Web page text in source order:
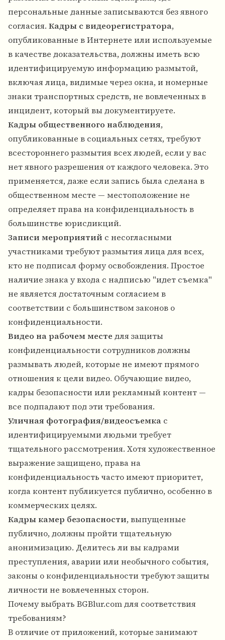
персональные данные записываются без явного
согласия. Кадры с видеорегистратора,
опубликованные в Интернете или используемые
в качестве доказательства, должны иметь всю
идентифицируемую информацию размытой,
включая лица, видимые через окна, и номерные
знаки транспортных средств, не вовлеченных в
инцидент, который вы документируете.
Кадры общественного наблюдения,
опубликованные в социальных сетях, требуют
всестороннего размытия всех людей, если у вас
нет явного разрешения от каждого человека. Это
применяется, даже если запись была сделана в
общественном месте — местоположение не
определяет права на конфиденциальность в
большинстве юрисдикций.
Записи мероприятий с несогласными
участниками требуют размытия лица для всех,
кто не подписал форму освобождения. Простое
наличие знака у входа с надписью "идет съемка"
не является достаточным согласием в
соответствии с большинством законов о
конфиденциальности.
Видео на рабочем месте для защиты
конфиденциальности сотрудников должны
размывать людей, которые не имеют прямого
отношения к цели видео. Обучающие видео,
кадры безопасности или рекламный контент —
все подпадают под эти требования.
Уличная фотография/видеосъемка с
идентифицируемыми людьми требует
тщательного рассмотрения. Хотя художественное
выражение защищено, права на
конфиденциальность часто имеют приоритет,
когда контент публикуется публично, особенно в
коммерческих целях.
Кадры камер безопасности, выпущенные
публично, должны пройти тщательную
анонимизацию. Делитесь ли вы кадрами
преступления, аварии или необычного события,
законы о конфиденциальности требуют защиты
личности не вовлеченных сторон.
Почему выбрать BGBlur.com для соответствия
требованиям?
В отличие от приложений, которые занимают